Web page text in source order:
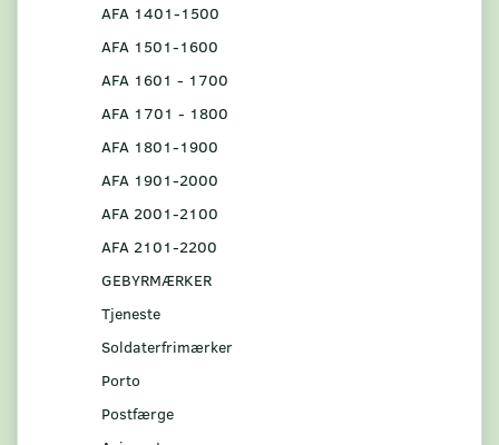
AFA 1401-1500
AFA 1501-1600
AFA 1601 - 1700
AFA 1701 - 1800
AFA 1801-1900
AFA 1901-2000
AFA 2001-2100
AFA 2101-2200
GEBYRMÆRKER
Tjeneste
Soldaterfrimærker
Porto
Postfærge